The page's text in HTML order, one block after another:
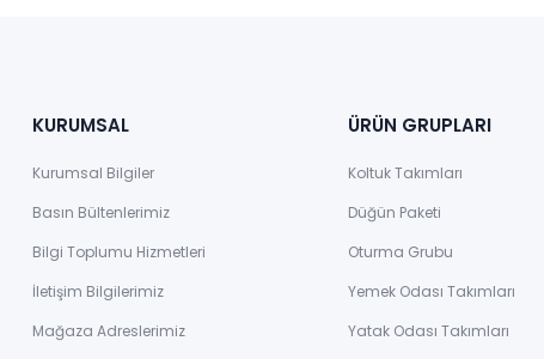
KURUMSAL
Kurumsal Bilgiler
Basın Bültenlerimiz
Bilgi Toplumu Hizmetleri
İletişim Bilgilerimiz
Mağaza Adreslerimiz
ÜRÜN GRUPLARI
Koltuk Takımları
Düğün Paketi
Oturma Grubu
Yemek Odası Takımları
Yatak Odası Takımları